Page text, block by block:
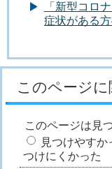
「新型コロ
症状がある方
このページ
このページは見
見つけやすか
つけにくかった